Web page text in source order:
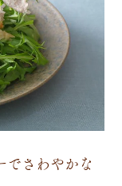
でさわやかな